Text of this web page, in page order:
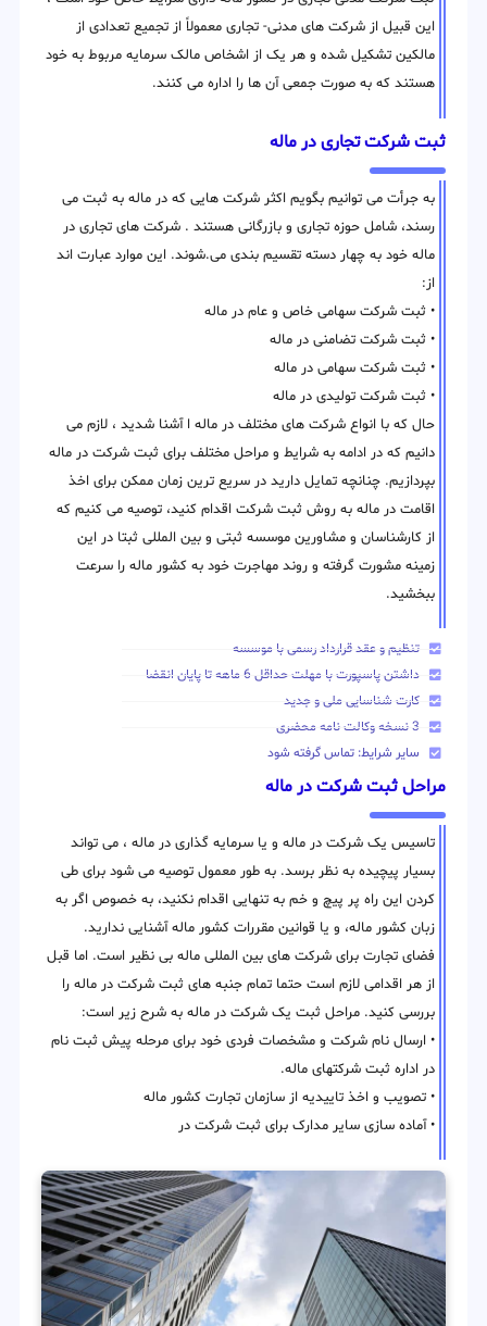
این قبیل از شرکت های مدنی- تجاری معمولاً از تجمیع تعدادی از
مالکین تشکیل شده و هر یک از اشخاص مالک سرمایه مربوط به خود
هستند که به صورت جمعی آن ها را اداره می کنند.
ثبت شرکت تجاری در ماله
به جرأت می توانیم بگویم اکثر شرکت هایی که در ماله به ثبت می
رسند، شامل حوزه تجاری و بازرگانی هستند . شرکت های تجاری در
ماله خود به چهار دسته تقسیم بندی می.شوند. این موارد عبارت اند
از:
• ثبت شرکت سهامی خاص و عام در ماله
• ثبت شرکت تضامنی در ماله
• ثبت شرکت سهامی در ماله
• ثبت شرکت تولیدی در ماله
حال که با انواع شرکت های مختلف در ماله ا آشنا شدید ، لازم می
دانیم که در ادامه به شرایط و مراحل مختلف برای ثبت شرکت در ماله
بپردازیم. چنانچه تمایل دارید در سریع ترین زمان ممکن برای اخذ
اقامت در ماله به روش ثبت شرکت اقدام کنید، توصیه می کنیم که
از کارشناسان و مشاورین موسسه ثبتی و بین المللی ثبتا در این
زمینه مشورت گرفته و روند مهاجرت خود به کشور ماله را سرعت
ببخشید.
تنظیم و عقد قرارداد رسمی با موسسه
داشتن پاسپورت با مهلت حداقل 6 ماهه تا پایان انقضا
کارت شناسایی ملی و جدید
3 نسخه وکالت نامه محضری
سایر شرایط: تماس گرفته شود
مراحل ثبت شرکت در ماله
تاسیس یک شرکت در ماله و یا سرمایه گذاری در ماله ، می تواند
بسیار پیچیده به نظر برسد. به طور معمول توصیه می شود برای طی
کردن این راه پر پیچ و خم به تنهایی اقدام نکنید، به خصوص اگر به
زبان کشور ماله، و یا قوانین مقررات کشور ماله آشنایی ندارید.
فضای تجارت برای شرکت های بین المللی ماله بی نظیر است. اما قبل
از هر اقدامی لازم است حتما تمام جنبه های ثبت شرکت در ماله را
بررسی کنید. مراحل ثبت یک شرکت در ماله به شرح زیر است:
• ارسال نام شرکت و مشخصات فردی خود برای مرحله پیش ثبت نام
در اداره ثبت شرکتهای ماله.
• تصویب و اخذ تاییدیه از سازمان تجارت کشور ماله
• آماده سازی سایر مدارک برای ثبت شرکت در